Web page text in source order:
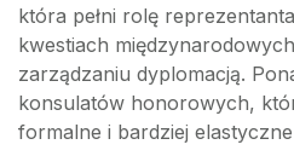
która pełni rolę
kwestiach
zarządzaniu dyplomacją.
konsulatów honorowych,
formalne i bardziej